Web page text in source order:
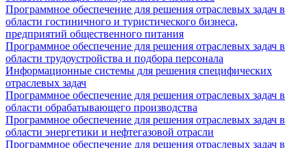
Программное обеспечение для решения отраслевых задач в
области гостиничного и туристического бизнеса,
предприятий общественного питания
Программное обеспечение для решения отраслевых задач в
области трудоустройства и подбора персонала
Информационные системы для решения специфических
отраслевых задач
Программное обеспечение для решения отраслевых задач в
области обрабатывающего производства
Программное обеспечение для решения отраслевых задач в
области энергетики и нефтегазовой отрасли
Программное обеспечение для решения отраслевых задач в